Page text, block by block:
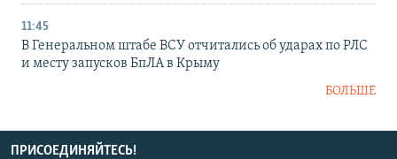
11:45
В Генеральном штабе ВСУ отчитались об ударах по РЛС
и месту запусков БпЛА в Крыму
БОЛЬШЕ
ПРИСОЕДИНЯЙТЕСЬ!